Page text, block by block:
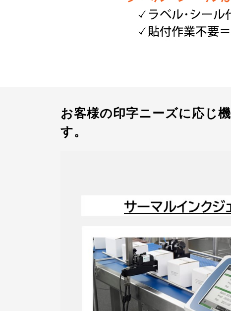
お客様の印字ニーズに応じ
す。